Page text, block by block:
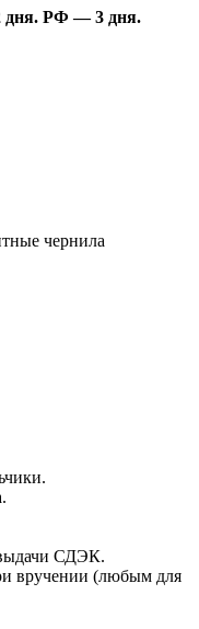
дня. РФ — 3 дня.
чернила
СДЭК.
вручении (любым для